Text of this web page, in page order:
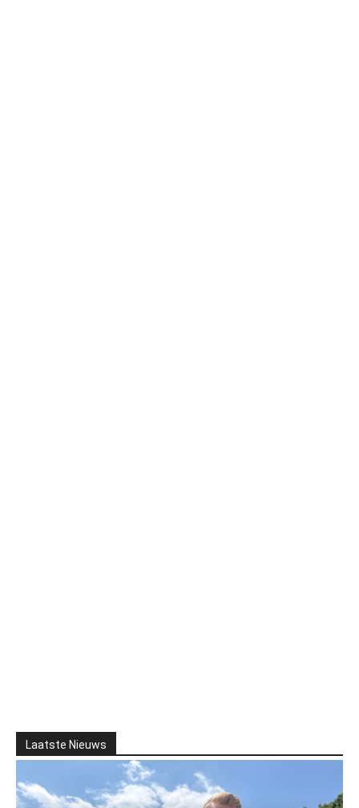
Laatste Nieuws